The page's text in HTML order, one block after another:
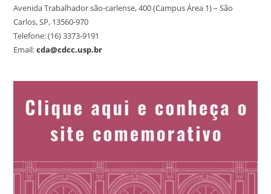
Avenida Trabalhador são-carlense, 400 (Campus Área 1) – São
Carlos, SP, 13560-970
Telefone: (16) 3373-9191
Email:cda@cdcc.usp.br